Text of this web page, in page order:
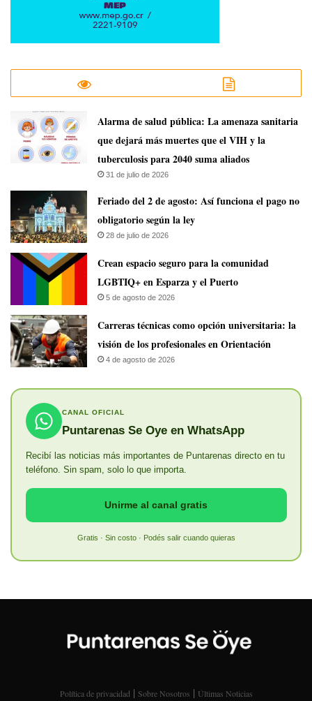
​Alarma de salud pública: La amenaza sanitaria
que dejará más muertes que el VIH y la
tuberculosis para 2040 suma aliados
31 de julio de 2026
Feriado del 2 de agosto: Así funciona el pago no
obligatorio según la ley
28 de julio de 2026
Crean espacio seguro para la comunidad
LGBTIQ+ en Esparza y el Puerto
5 de agosto de 2026
Carreras técnicas como opción universitaria: la
visión de los profesionales en Orientación
4 de agosto de 2026
CANAL OFICIAL
Puntarenas Se Oye en WhatsApp
Recibí las noticias más importantes de Puntarenas directo en tu
teléfono. Sin spam, solo lo que importa.
Unirme al canal gratis
Gratis · Sin costo · Podés salir cuando quieras
Política de privacidad | Sobre Nosotros | Últimas Noticias